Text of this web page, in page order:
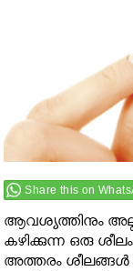
Share this on
ആവശ്യത്തിനും
കഴിക്കുന്ന ഒരു
അത്തരം ശീലങ്ങൾ